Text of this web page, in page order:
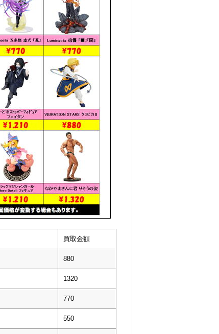
買取金額
880
1320
770
550